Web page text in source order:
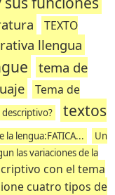
TEXTO
llengua
tema de
Tema de
textos
la lengua:FATICA...
Un
las variaciones de la
con el tema
cuatro tipos de